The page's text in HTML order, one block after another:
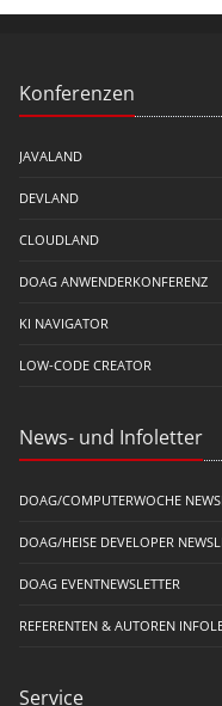
Konferenzen
JAVALAND
DEVLAND
CLOUDLAND
DOAG ANWENDERKONFERENZ
KI NAVIGATOR
LOW-CODE CREATOR
News- und Infoletter
DOAG/COMPUTERWOCHE
DOAG/HEISE DEVELOPER
DOAG EVENTNEWSLETTER
REFERENTEN & AUTOREN
Service